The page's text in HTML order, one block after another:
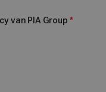
van PIA Group *